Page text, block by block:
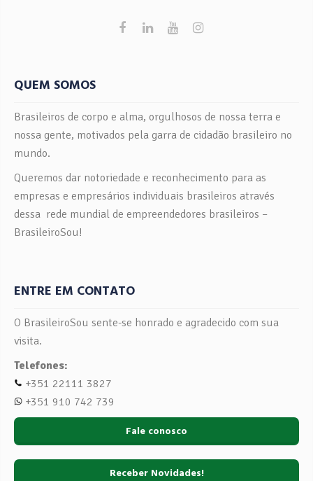
QUEM SOMOS
Brasileiros de corpo e alma, orgulhosos de nossa terra e
nossa gente, motivados pela garra de cidadão brasileiro no
mundo.
Queremos dar notoriedade e reconhecimento para as
empresas e empresários individuais brasileiros através
dessa rede mundial de empreendedores brasileiros –
BrasileiroSou!
ENTRE EM CONTATO
O BrasileiroSou sente-se honrado e agradecido com sua
visita.
Telefones:
+351 22111 3827
+351 910 742 739
Fale conosco
Receber Novidades!